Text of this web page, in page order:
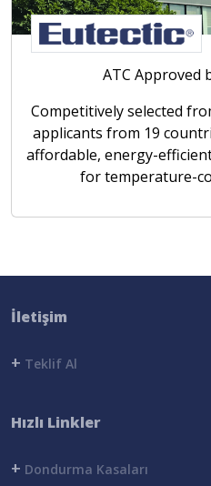
ATC Approved
Competitively selected
applicants from 19
affordable, energy-
for temperature-
İletişim
+ Teklif Al
Hızlı Linkler
+ Dondurma Kasaları